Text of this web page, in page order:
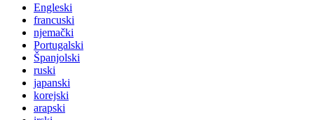
Engleski
francuski
njemački
Portugalski
Španjolski
ruski
japanski
korejski
arapski